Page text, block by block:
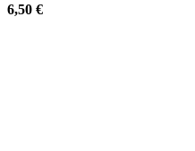
6,50 €